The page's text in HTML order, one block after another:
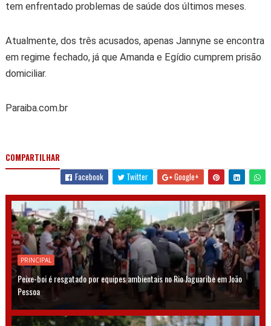
tem enfrentado problemas de saúde dos últimos meses.
Atualmente, dos três acusados, apenas Jannyne se encontra
em regime fechado, já que Amanda e Egídio cumprem prisão
domiciliar.
Paraiba.com.br
COMPARTILHAR
Facebook
Twitter Google+
PRINCIPAL
Peixe-boi é resgatado por equipes ambientais no Rio Jaguaribe em João
Pessoa